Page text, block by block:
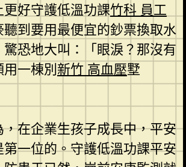
好守護低溫功課竹科 員工
聽到要用最便宜的鈔票換取水
恐地大叫：「眼淚？那沒有
一棟別新竹 高血壓墅
在企業生孩子成長中，平安
一位的。守護低溫功課平安